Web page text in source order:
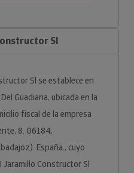
Sl
Sl se establece en
Guadiana, ubicada en la
fiscal de la empresa
8. 06184,
España., cuyo
Constructor Sl